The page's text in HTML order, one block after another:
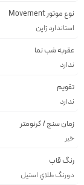
نوع موتور Movement
استاندارد ژاپن
عقربه شب نما
ندارد
تقویم
ندارد
زمان سنج / کرنومتر
خیر
رنگ قاب
دورنگ طلاي استيل